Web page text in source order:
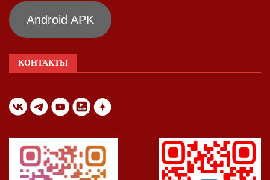
Android APK
КОНТАКТЫ